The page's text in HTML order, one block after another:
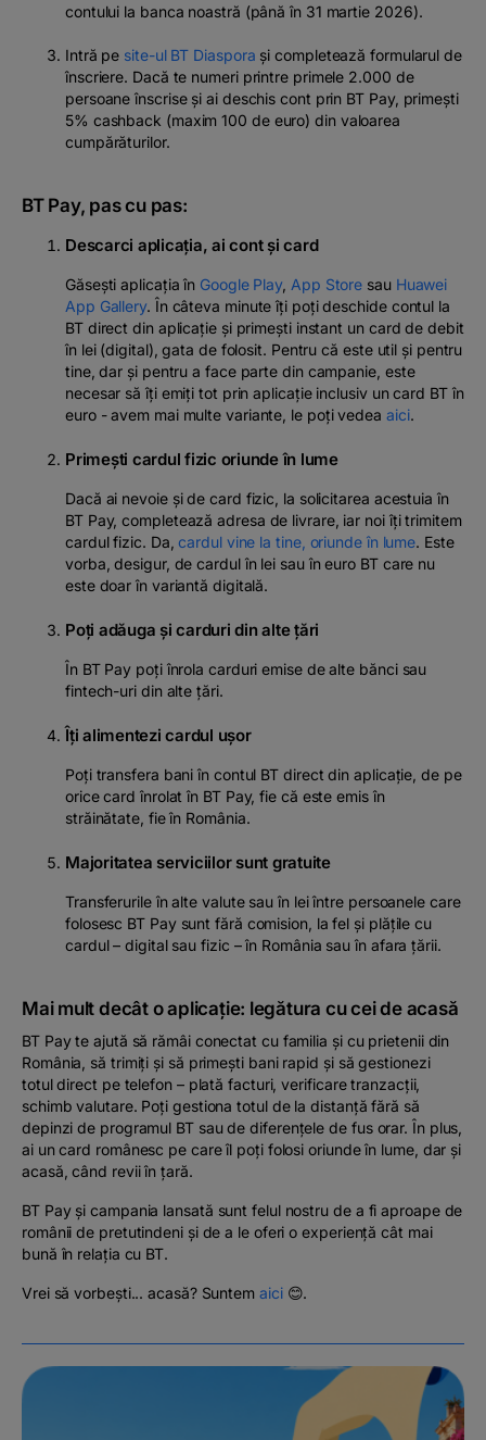
contului la banca noastră (până în 31 martie 2026).
Intră pe site-ul BT Diaspora și completează formularul de
înscriere. Dacă te numeri printre primele 2.000 de
persoane înscrise și ai deschis cont prin BT Pay, primești
5% cashback (maxim 100 de euro) din valoarea
cumpărăturilor.
BT Pay, pas cu pas:
Descarci aplicația, ai cont și card
Găsești aplicația în Google Play, App Store sau Huawei
App Gallery. În câteva minute îți poți deschide contul la
BT direct din aplicație și primești instant un card de debit
în lei (digital), gata de folosit. Pentru că este util și pentru
tine, dar și pentru a face parte din campanie, este
necesar să îți emiți tot prin aplicație inclusiv un card BT în
euro - avem mai multe variante, le poți vedea aici.
Primești cardul fizic oriunde în lume
Dacă ai nevoie și de card fizic, la solicitarea acestuia în
BT Pay, completează adresa de livrare, iar noi îți trimitem
cardul fizic. Da,cardul vine la tine, oriunde în lume. Este
vorba, desigur, de cardul în lei sau în euro BT care nu
este doar în variantă digitală.
Poți adăuga și carduri din alte țări
În BT Pay poți înrola carduri emise de alte bănci sau
fintech-uri din alte țări.
Îți alimentezi cardul ușor
Poți transfera bani în contul BT direct din aplicație, de pe
orice card înrolat în BT Pay, fie că este emis în
străinătate, fie în România.
Majoritatea serviciilor sunt gratuite
Transferurile în alte valute sau în lei între persoanele care
folosesc BT Pay sunt fără comision, la fel și plățile cu
cardul – digital sau fizic – în România sau în afara țării.
Mai mult decât o aplicație: legătura cu cei de acasă
BT Pay te ajută să rămâi conectat cu familia și cu prietenii din
România, să trimiți și să primești bani rapid și să gestionezi
totul direct pe telefon – plată facturi, verificare tranzacții,
schimb valutare. Poți gestiona totul de la distanță fără să
depinzi de programul BT sau de diferențele de fus orar. În plus,
ai un card românesc pe care îl poți folosi oriunde în lume, dar și
acasă, când revii în țară.
BT Pay și campania lansată sunt felul nostru de a fi aproape de
românii de pretutindeni și de a le oferi o experiență cât mai
bună în relația cu BT.
Vrei să vorbești... acasă? Suntem aici😊.